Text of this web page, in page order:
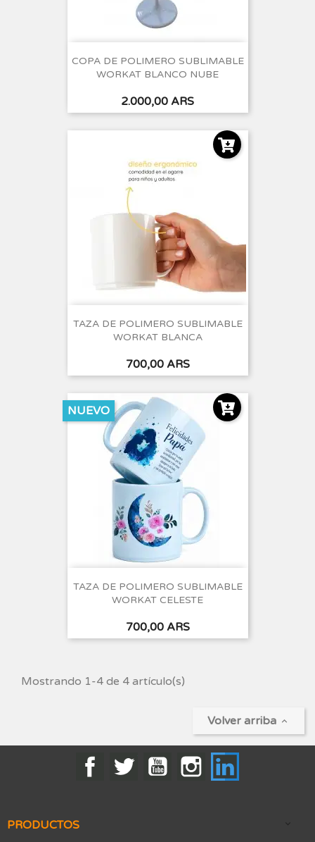
COPA DE POLIMERO SUBLIMABLE
WORKAT BLANCO NUBE
Precio
2.000,00 ARS
TAZA DE POLIMERO SUBLIMABLE
WORKAT BLANCA
Precio
700,00 ARS
TAZA DE POLIMERO SUBLIMABLE
WORKAT CELESTE
Precio
700,00 ARS
NUEVO
Mostrando 1-4 de 4 artículo(s)
Volver arriba 
FacebookTwitter YouTubeInstagram
PRODUCTOS 